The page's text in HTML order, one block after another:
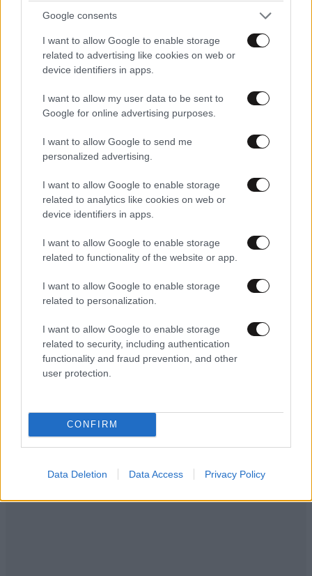
Google consents
I want to allow Google to enable storage
related to advertising like cookies on web or
device identifiers in apps.
I want to allow my user data to be sent to
Google for online advertising purposes.
I want to allow Google to send me
personalized advertising.
I want to allow Google to enable storage
related to analytics like cookies on web or
device identifiers in apps.
I want to allow Google to enable storage
related to functionality of the website or app.
I want to allow Google to enable storage
related to personalization.
I want to allow Google to enable storage
related to security, including authentication
functionality and fraud prevention, and other
user protection.
CONFIRM
Data Deletion Data Access Privacy Policy
Μαρία Κορινθίου: «Είμαι πιο ευτυχισμένη από